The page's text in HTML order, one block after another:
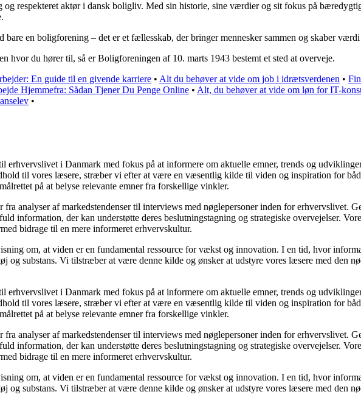
respekteret aktør i dansk boligliv. Med sin historie, sine værdier og sit fokus på
bare en boligforening – det er et fællesskab, der bringer mennesker sammen og skaber
hvor du hører til, så er Boligforeningen af 10. marts 1943 bestemt et sted at overveje.
En guide til en givende karriere • Alt du behøver at vide om job i idrætsverdenen •
Hjemmefra: Sådan Tjener Du Penge Online • Alt, du behøver at vide om løn for IT-
•
erhvervslivet i Danmark med fokus på at informere om aktuelle emner, trends og
til vores læsere, stræber vi efter at være en væsentlig kilde til viden og inspiration for
på at belyse relevante emner fra forskellige vinkler.
analyser af markedstendenser til interviews med nøglepersoner inden for erhvervslivet.
information, der kan understøtte deres beslutningstagning og strategiske overvejelser.
bidrage til en mere informeret erhvervskultur.
om, at viden er en fundamental ressource for vækst og innovation. I en tid, hvor
og substans. Vi tilstræber at være denne kilde og ønsker at udstyre vores læsere med den
erhvervslivet i Danmark med fokus på at informere om aktuelle emner, trends og
til vores læsere, stræber vi efter at være en væsentlig kilde til viden og inspiration for
på at belyse relevante emner fra forskellige vinkler.
analyser af markedstendenser til interviews med nøglepersoner inden for erhvervslivet.
information, der kan understøtte deres beslutningstagning og strategiske overvejelser.
bidrage til en mere informeret erhvervskultur.
om, at viden er en fundamental ressource for vækst og innovation. I en tid, hvor
og substans. Vi tilstræber at være denne kilde og ønsker at udstyre vores læsere med den